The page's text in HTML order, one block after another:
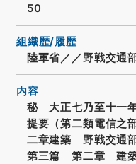
50
組織歴/履歴
陸軍省／／野戦交通
内容
秘 大正七乃至十一
提要（第二類電信
二章建築 野戦交通
第三篇 第二章 建